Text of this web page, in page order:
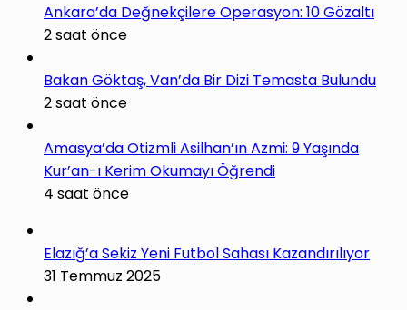
Ankara’da Değnekçilere Operasyon: 10 Gözaltı
2 saat önce
Bakan Göktaş, Van’da Bir Dizi Temasta Bulundu
2 saat önce
Amasya’da Otizmli Asilhan’ın Azmi: 9 Yaşında
Kur’an-ı Kerim Okumayı Öğrendi
4 saat önce
Elazığ’a Sekiz Yeni Futbol Sahası Kazandırılıyor
31 Temmuz 2025